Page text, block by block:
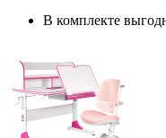
В комплекте